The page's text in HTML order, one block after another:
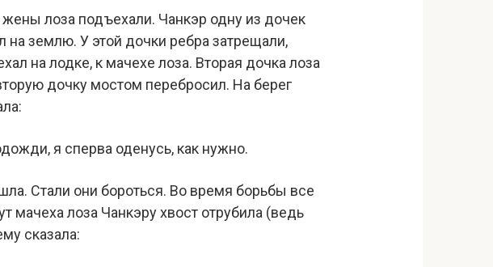
лоза подъехали. Чанкэр одну из дочек
на землю. У этой дочки ребра затрещали,
на лодке, к мачехе лоза. Вторая дочка лоза
дочку мостом перебросил. На берег
я сперва оденусь, как нужно.
Стали они бороться. Во время борьбы все
мачеха лоза Чанкэру хвост отрубила (ведь
сказала: